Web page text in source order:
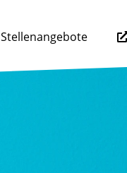
Stellenangebote